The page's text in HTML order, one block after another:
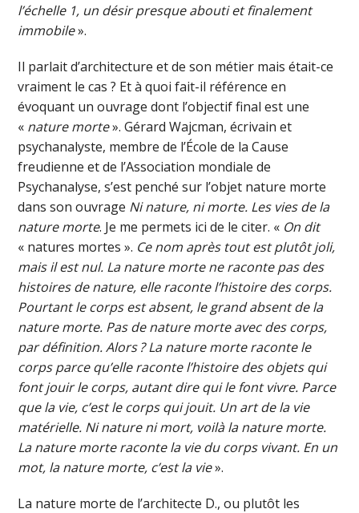
l’échelle 1, un désir presque abouti et finalement
immobile».
Il parlait d’architecture et de son métier mais était-ce
vraiment le cas ? Et à quoi fait-il référence en
évoquant un ouvrage dont l’objectif final est une
« nature morte». Gérard Wajcman, écrivain et
psychanalyste, membre de l’École de la Cause
freudienne et de l’Association mondiale de
Psychanalyse, s’est penché sur l’objet nature morte
dans son ouvrage Ni nature, ni morte. Les vies de la
nature morte. Je me permets ici de le citer. « On dit
« natures mortes ». Ce nom après tout est plutôt joli,
mais il est nul. La nature morte ne raconte pas des
histoires de nature, elle raconte l’histoire des corps.
Pourtant le corps est absent, le grand absent de la
nature morte. Pas de nature morte avec des corps,
par définition. Alors ? La nature morte raconte le
corps parce qu’elle raconte l’histoire des objets qui
font jouir le corps, autant dire qui le font vivre. Parce
que la vie, c’est le corps qui jouit. Un art de la vie
matérielle. Ni nature ni mort, voilà la nature morte.
La nature morte raconte la vie du corps vivant. En un
mot, la nature morte, c’est la vie».
La nature morte de l’architecte D., ou plutôt les